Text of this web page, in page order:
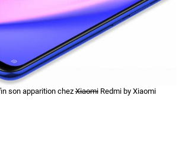
son apparition chezXiaomiRedmi by Xiaomi